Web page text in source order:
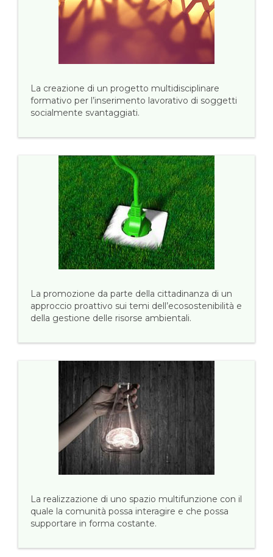
La creazione di un progetto multidisciplinare
formativo per l’inserimento lavorativo di soggetti
socialmente svantaggiati.
La promozione da parte della cittadinanza di un
approccio proattivo sui temi dell’ecosostenibilità e
della gestione delle risorse ambientali.
La realizzazione di uno spazio multifunzione con il
quale la comunità possa interagire e che possa
supportare in forma costante.